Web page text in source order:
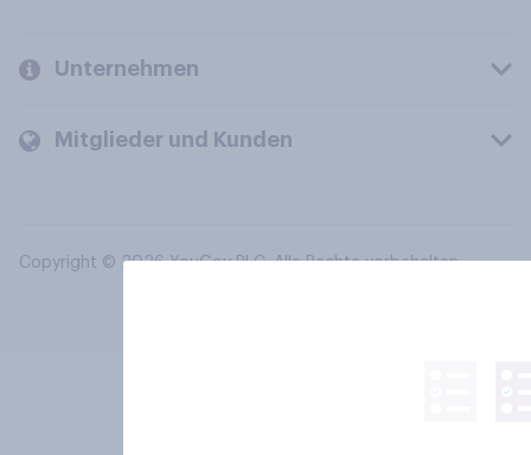
Unternehmen
Mitglieder und Kunden
Copyright © 2026 YouGov PLC. Alle Rechte vorbehalten.